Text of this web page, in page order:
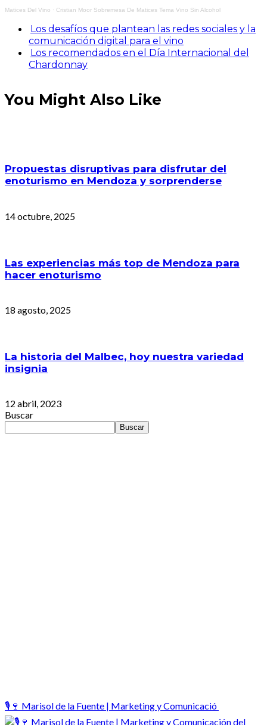
Matices Del Vino · Cristian Moor Sobremesa De Matices Tema Vino Sin Alcohol
Los desafíos que plantean las redes sociales y la
comunicación digital para el vino
Los recomendados en el Día Internacional del
Chardonnay
You Might Also Like
Propuestas disruptivas para disfrutar del
enoturismo en Mendoza y sorprenderse
14 octubre, 2025
Las experiencias más top de Mendoza para
hacer enoturismo
18 agosto, 2025
La historia del Malbec, hoy nuestra variedad
insignia
12 abril, 2023
Buscar
Buscar
🎙️🍷 Marisol de la Fuente | Marketing y Comunicació